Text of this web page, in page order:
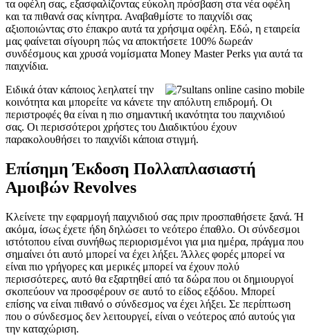
τα οφέλη σας, εξασφαλίζοντας εύκολη πρόσβαση στα νέα οφέλη
και τα πιθανά σας κίνητρα. Αναβαθμίστε το παιχνίδι σας
αξιοποιώντας στο έπακρο αυτά τα χρήσιμα οφέλη. Εδώ, η εταιρεία
μας φαίνεται σίγουρη πώς να αποκτήσετε 100% δωρεάν
συνδέσμους και χρυσά νομίσματα Money Master Perks για αυτά τα
παιχνίδια.
Ειδικά όταν κάποιος λεηλατεί την
κοινότητα και μπορείτε να κάνετε την απόλυτη επιδρομή. Οι
περιστροφές θα είναι η πιο σημαντική ικανότητα του παιχνιδιού
σας. Οι περισσότεροι χρήστες του Διαδικτύου έχουν
παρακολουθήσει το παιχνίδι κάποια στιγμή.
Επίσημη Έκδοση Πολλαπλασιαστή
Αμοιβών Revolves
Κλείνετε την εφαρμογή παιχνιδιού σας πριν προσπαθήσετε ξανά. Ή
ακόμα, ίσως έχετε ήδη δηλώσει το νεότερο έπαθλο. Οι σύνδεσμοι
ιστότοπου είναι συνήθως περιορισμένοι για μια ημέρα, πράγμα που
σημαίνει ότι αυτό μπορεί να έχει λήξει. Άλλες φορές μπορεί να
είναι πιο γρήγορες και μερικές μπορεί να έχουν πολύ
περισσότερες, αυτό θα εξαρτηθεί από τα δώρα που οι δημιουργοί
σκοπεύουν να προσφέρουν σε αυτό το είδος εξόδου. Μπορεί
επίσης να είναι πιθανό ο σύνδεσμος να έχει λήξει. Σε περίπτωση
που ο σύνδεσμος δεν λειτουργεί, είναι ο νεότερος από αυτούς για
την καταχώριση.